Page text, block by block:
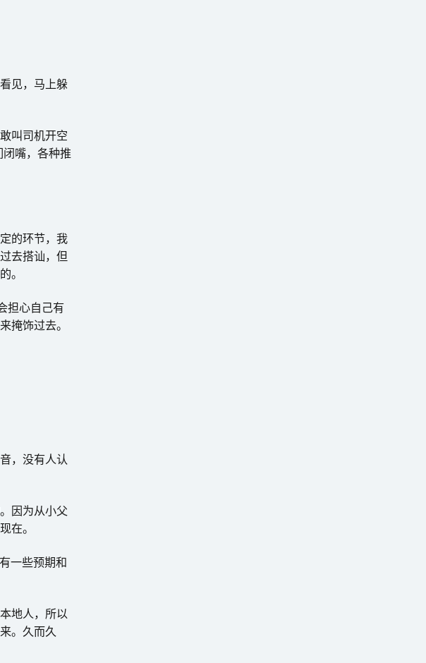
见，马上躲
叫司机开空
嘴，各种推
的环节，我
去搭讪，但
。
担心自己有
掩饰过去。
，没有人认
因为从小父
在。
一些预期和
地人，所以
。久而久